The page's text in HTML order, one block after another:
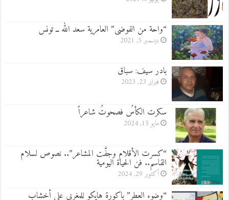
“واحة من الفوضى” العامرية سعد الله ــ تونس
ديسمبر 5, 2021
بادر سيف: سباق
فبراير 23, 2023
سكرت الكأسُ فصحوتُ شاعراً
مايو 15, 2024
“كسرت الأقلام وجفَّت المشاعر”.. نصوص لسلام
القاسم.. فن الحياة اليومية
أكتوبر 29, 2024
“وضوء العطر” باكورة هايكو للمغربي علي أخشاب